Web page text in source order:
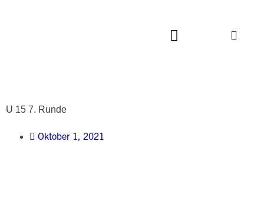
U 15 7. Runde
Oktober 1, 2021